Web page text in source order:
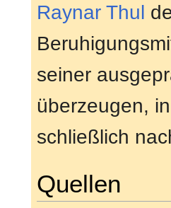
Raynar Thul
seiner
überzeugen,
schließlich
Quellen